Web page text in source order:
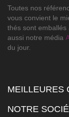
Toutes nos
vous convient le
thés sont emballés
aussi notre média
du jour.
MEILLEURES
NOTRE